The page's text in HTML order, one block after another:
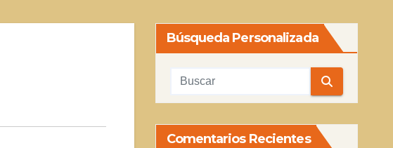
Búsqueda Personalizada
Comentarios Recientes